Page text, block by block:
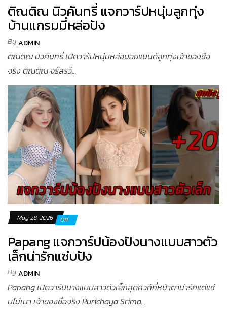
ติณติณ นิวคันทรี่ แจกวาร์ปหนุ่มลูกทุ่ง
บ้านแกรมมี่หล่อปัง
ByADMIN
ติณติณ นิวคันทรี่ เปิดวาร์ปหนุ่มหล่อบอยแบนด์ลูกทุ่งเจ้าของชื่อ
จริง ติณติณ จรัสรวี...
May 28, 2026 Off
Papang แจกวาร์ปน้องปังนางแบบสาวตัว
เล็กน่ารักแซ่บปัง
ByADMIN
Papang เปิดวาร์ปนางแบบสาวตัวเล็กสุดคิวท์ที่หน้าตาน่ารักแต่แซ่
บไม่เบา เจ้าของชื่อจริง Purichaya Srima...